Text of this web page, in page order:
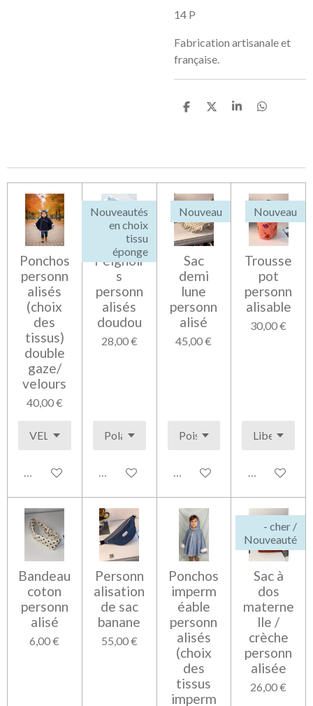
14 P
Fabrication artisanale et
française.
P
g
P
g
P
g
P
g
Ponchos
personn
alisés
(choix
des
tissus)
double
gaze/
velours
40,00 €
Voir les détails
Nouveautés
en choix
tissu
éponge
Peignoir
s
personn
alisés
doudou
28,00 €
Voir les détails
Nouveau
Sac
demi
lune
personn
alisé
45,00 €
Voir les détails
Nouveau
Trousse
pot
personn
alisable
30,00 €
Voir les
Bandeau
coton
personn
alisé
6,00 €
Personn
alisation
de sac
banane
55,00 €
Ponchos
imperm
éable
personn
alisés
(choix
des
tissus
imperm
- cher /
Nouveauté
Sac à
dos
materne
lle /
crèche
personn
alisée
26,00 €